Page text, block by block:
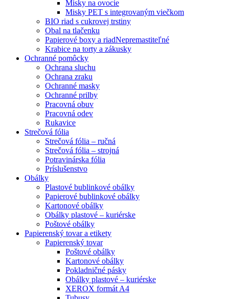
Misky na ovocie
Misky PET s integrovaným viečkom
BIO riad s cukrovej trstiny
Obal na tlačenku
Papierové boxy a riadNepremastiteľné
Krabice na torty a zákusky
Ochranné pomôcky
Ochrana sluchu
Ochrana zraku
Ochranné masky
Ochranné prilby
Pracovná obuv
Pracovná odev
Rukavice
Strečová fólia
Strečová fólia – ručná
Strečová fólia – strojná
Potravinárska fólia
Príslušenstvo
Obálky
Plastové bublinkové obálky
Papierové bublinkové obálky
Kartonové obálky
Obálky plastové – kuriérske
Poštové obálky
Papierenský tovar a etikety
Papierenský tovar
Poštové obálky
Kartonové obálky
Pokladničné pásky
Obálky plastové – kuriérske
XEROX formát A4